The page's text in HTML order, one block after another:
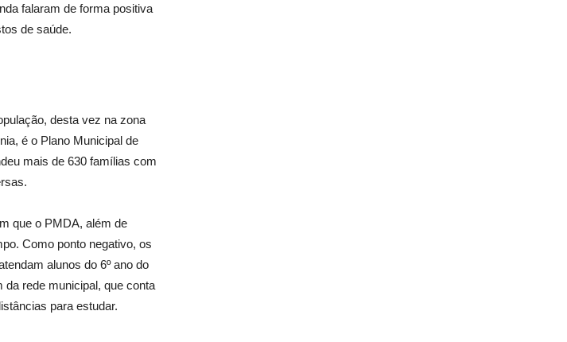
falaram de forma positiva
de saúde.
desta vez na zona
é o Plano Municipal de
mais de 630 famílias com
que o PMDA, além de
Como ponto negativo, os
alunos do 6º ano do
da rede municipal, que conta
para estudar.